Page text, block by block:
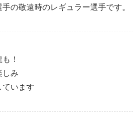
の敬遠時のレギュラー選手です。
！
しみ
ています